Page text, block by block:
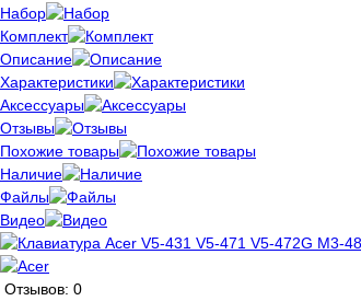
Набор
Комплект
Описание
Характеристики
Аксессуары
Отзывы
Похожие товары
Наличие
Файлы
Видео
Отзывов: 0